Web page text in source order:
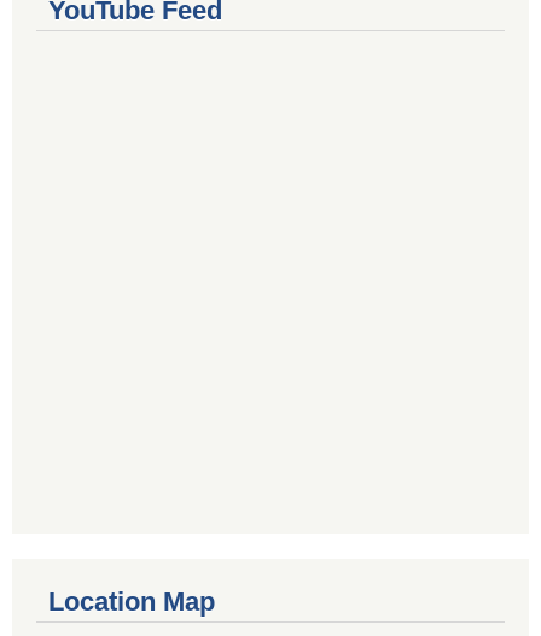
YouTube Feed
Location Map